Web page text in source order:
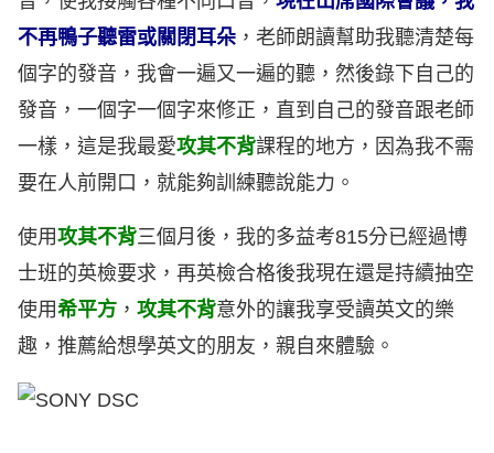
不再鴨子聽雷或關閉耳朵 ，老師朗讀幫助我聽清楚每
個字的發音，我會一遍又一遍的聽，然後錄下自己的
發音，一個字一個字來修正，直到自己的發音跟老師
一樣，這是我最愛攻其不背課程的地方，因為我不需
要在人前開口，就能夠訓練聽說能力。
使用攻其不背三個月後，我的多益考815分已經過博
士班的英檢要求，再英檢合格後我現在還是持續抽空
使用希平方 ， 攻其不背意外的讓我享受讀英文的樂
趣，推薦給想學英文的朋友，親自來體驗。